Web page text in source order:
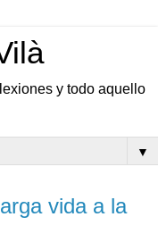
y todo aquello
▼
vida a la